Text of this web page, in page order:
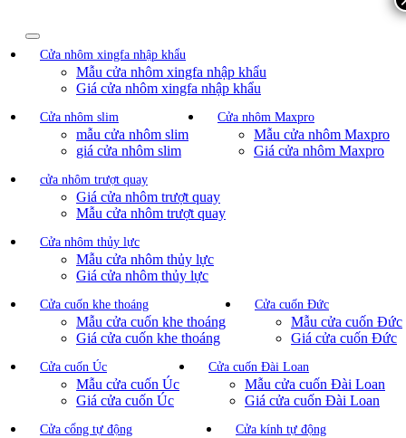
Cửa nhôm xingfa nhập khẩu
Mẫu cửa nhôm xingfa nhập khẩu
Giá cửa nhôm xingfa nhập khẩu
Cửa nhôm slim
mẫu cửa nhôm slim
giá cửa nhôm slim
Cửa nhôm Maxpro
Mẫu cửa nhôm Maxpro
Giá cửa nhôm Maxpro
cửa nhôm trượt quay
Giá cửa nhôm trượt quay
Mẫu cửa nhôm trượt quay
Cửa nhôm thủy lực
Mẫu cửa nhôm thủy lực
Giá cửa nhôm thủy lực
Cửa cuốn khe thoáng
Mẫu cửa cuốn khe thoáng
Giá cửa cuốn khe thoáng
Cửa cuốn Đức
Mẫu cửa cuốn Đức
Giá cửa cuốn Đức
Cửa cuốn Úc
Mẫu cửa cuốn Úc
Giá cửa cuốn Úc
Cửa cuốn Đài Loan
Mẫu cửa cuốn Đài Loan
Giá cửa cuốn Đài Loan
Cửa cổng tự động Cửa kính tự động